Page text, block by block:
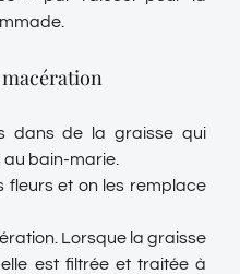
macération
dans de la graisse qui
bain-marie.
fleurs et on les remplace
Lorsque la graisse
est filtrée et traitée à